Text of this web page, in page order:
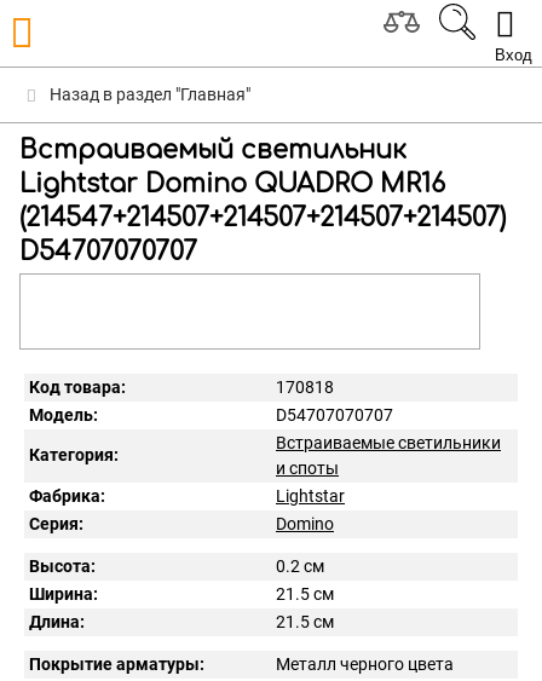
Вход
Назад в раздел "Главная"
Встраиваемый светильник
Lightstar Domino QUADRO МR16
(214547+214507+214507+214507+214507)
D54707070707
Код товара:
170818
Модель:
D54707070707
Категория:
Встраиваемые светильники
и споты
Фабрика:
Lightstar
Серия:
Domino
Высота:
0.2 см
Ширина:
21.5 см
Длина:
21.5 см
Покрытие арматуры:
Металл черного цвета